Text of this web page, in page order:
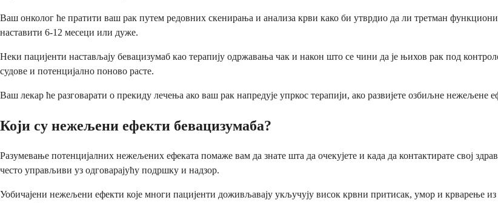
Ваш онколог ће пратити ваш рак путем редовних скенирања и анализа крви како би утврдио да ли третман
наставити 6-12 месеци или дуже.
Неки пацијенти настављају бевацизумаб као терапију одржавања чак и након што се чини да је њихов рак под
судове и потенцијално поново расте.
Ваш лекар ће разговарати о прекиду лечења ако ваш рак напредује упркос терапији, ако развијете озбиљне нежељене
Који су нежељени ефекти бевацизумаба?
Разумевање потенцијалних нежељених ефеката помаже вам да знате шта да очекујете и када да контактирате свој
често управљиви уз одговарајућу подршку и надзор.
Уобичајени нежељени ефекти које многи пацијенти доживљавају укључују висок крвни притисак, умор и крварење